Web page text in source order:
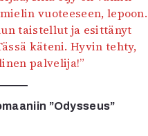
vuoteeseen, lepoon.
taistellut ja esittänyt
käteni. Hyvin tehty,
palvelija!”
”Odysseus”